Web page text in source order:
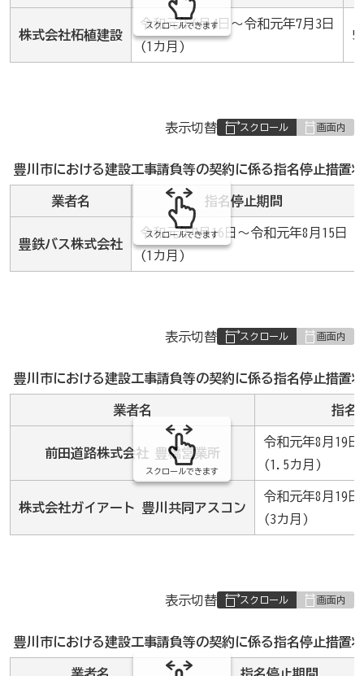
株式会社柘植建設
令和元年6月4日～令和元年7月3日
(1カ月)
5
スクロールできます
表
み
の
表示切替
豊川市における建設工事請負等の契約に係る指名停止措置
業者名 指名停止期間
豊鉄バス株式会社
令和元年7月16日～令和元年8月15日
(1カ月)
スクロールできます
表
み
の
表示切替
豊川市における建設工事請負等の契約に係る指名停止措置
業者名 指名
前田道路株式会社 豊橋営業所
令和元年8月19
(1.5カ月)
株式会社ガイアート 豊川共同アスコン
令和元年8月19
(3カ月)
スクロールできます
表
み
の
表示切替
豊川市における建設工事請負等の契約に係る指名停止措置